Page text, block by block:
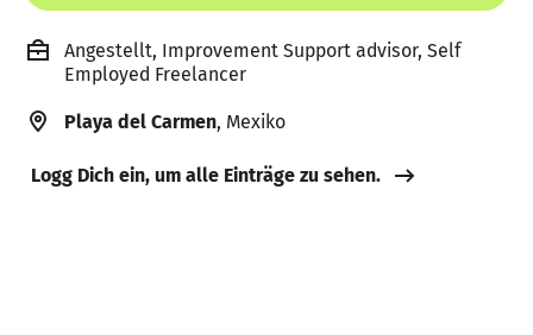
Angestellt, Improvement Support advisor, Self
Employed Freelancer
Playa del Carmen, Mexiko
Logg Dich ein, um alle Einträge zu sehen.